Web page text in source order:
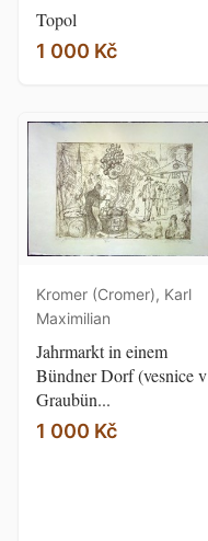
Topol
1 000 Kč
Kromer (Cromer), Karl
Maximilian
Jahrmarkt in einem
Bündner Dorf (vesnice v
Graubün...
1 000 Kč